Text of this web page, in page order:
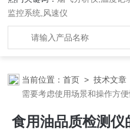
监控系统,风速仪
当前位置：首页 >技术文章
需要考虑使用场景和操作方便
食用油品质检测